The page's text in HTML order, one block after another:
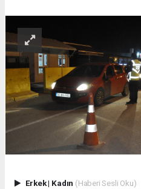
Erkek| Kadın (Haberi Sesli Oku)